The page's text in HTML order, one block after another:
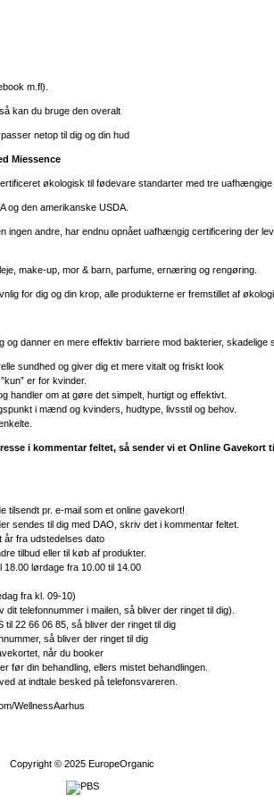
m.fl).
kan du bruge den overalt
netop til dig og din hud
Miessence
økologisk til fødevare standarter med tre uafhængige
og den amerikanske USDA.
ingen andre, har endnu opnået uafhængig certificering der
make-up, mor & barn, parfume, ernæring og rengøring.
for dig og din krop, alle produkterne er fremstillet af
danner en mere effektiv barriere mod bakterier, skadelige
sundhed og giver dig et mere vitalt og friskt look
er for kvinder.
handler om at gøre det simpelt, hurtigt og effektivt.
i mænd og kvinders, hudtype, livsstil og behov.
i kommentar feltet, så sender vi et Online Gavekort
tilsendt pr. e-mail som et online gavekort!
sendes til dig med DAO, skriv det i kommentar feltet.
år fra udstedelses dato
tilbud eller til køb af produkter.
lørdage fra 10.00 til 14.00
fra kl. 09-10)
dit telefonnummer i mailen, så bliver der ringet til dig).
22 66 06 85, så bliver der ringet til dig
så bliver der ringet til dig
når du booker
før din behandling, ellers mistet behandlingen.
at indtale besked på telefonsvareren.
WellnessAarhus
Copyright © 2025 EuropeOrganic